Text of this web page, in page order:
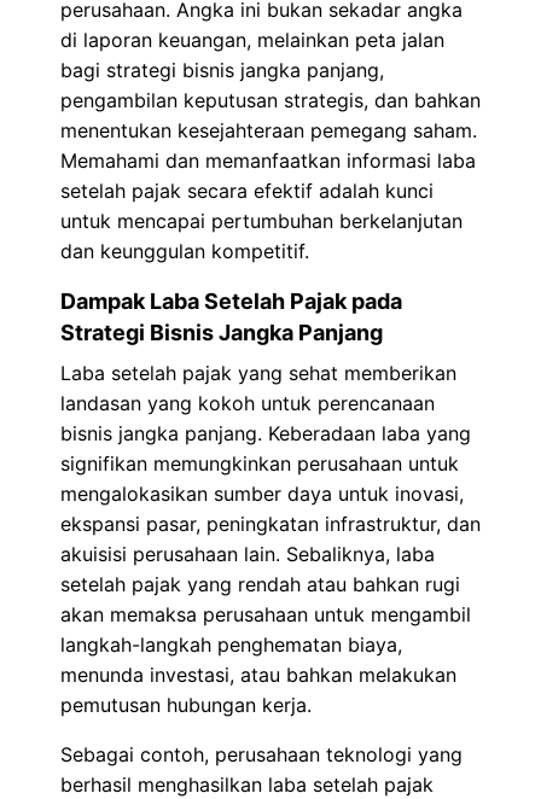
perusahaan. Angka ini bukan sekadar angka
di laporan keuangan, melainkan peta jalan
bagi strategi bisnis jangka panjang,
pengambilan keputusan strategis, dan bahkan
menentukan kesejahteraan pemegang saham.
Memahami dan memanfaatkan informasi laba
setelah pajak secara efektif adalah kunci
untuk mencapai pertumbuhan berkelanjutan
dan keunggulan kompetitif.
Dampak Laba Setelah Pajak pada
Strategi Bisnis Jangka Panjang
Laba setelah pajak yang sehat memberikan
landasan yang kokoh untuk perencanaan
bisnis jangka panjang. Keberadaan laba yang
signifikan memungkinkan perusahaan untuk
mengalokasikan sumber daya untuk inovasi,
ekspansi pasar, peningkatan infrastruktur, dan
akuisisi perusahaan lain. Sebaliknya, laba
setelah pajak yang rendah atau bahkan rugi
akan memaksa perusahaan untuk mengambil
langkah-langkah penghematan biaya,
menunda investasi, atau bahkan melakukan
pemutusan hubungan kerja.
Sebagai contoh, perusahaan teknologi yang
berhasil menghasilkan laba setelah pajak